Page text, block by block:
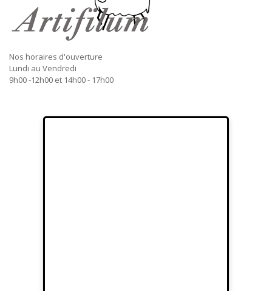
Nos horaires d'ouverture
Lundi au Vendredi
9h00 -12h00 et 14h00 - 17h00